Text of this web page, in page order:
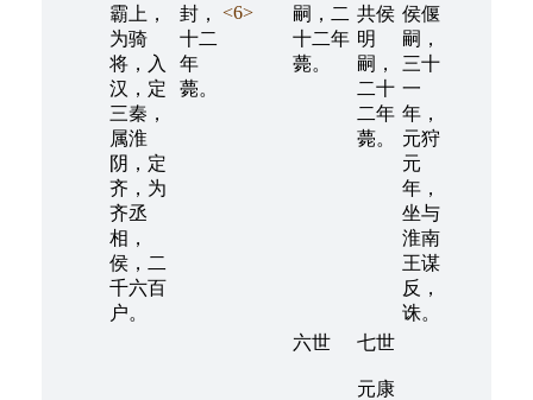
霸上，
为骑
将，入
汉，定
三秦，
属淮
阴，定
齐，为
齐丞
相，
侯，二
千六百
户。
封，
十二
年
薨。
<6>
嗣，二
十二年
薨。
共侯
明
嗣，
二十
二年
薨。
侯偃
嗣，
三十
一
年，
元狩
元
年，
坐与
淮南
王谋
反，
诛。
六世 七世
元康